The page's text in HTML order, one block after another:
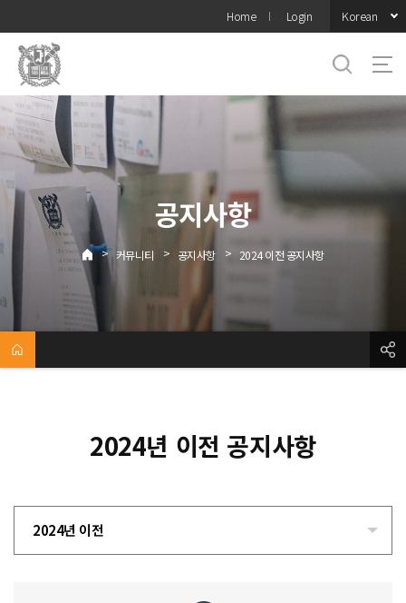
메뉴
Home Login Korean
공지사항
> 커뮤니티 > 공지사항 > 2024 이전 공지사항
2024년 이전 공지사항
2024년 이전